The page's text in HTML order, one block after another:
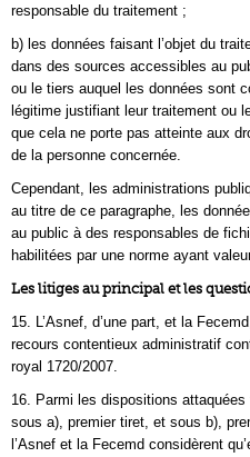
responsable du traitement ;
b) les données faisant l’objet du
dans des sources accessibles au
ou le tiers auquel les données sont
légitime justifiant leur traitement ou
que cela ne porte pas atteinte aux
de la personne concernée.
Cependant, les administrations
au titre de ce paragraphe, les
au public à des responsables de
habilitées par une norme ayant
Les litiges au principal et les
15. L’Asnef, d’une part, et la
recours contentieux administratif
royal 1720/2007.
16. Parmi les dispositions attaquées
sous a), premier tiret, et sous b),
l’Asnef et la Fecemd considèrent